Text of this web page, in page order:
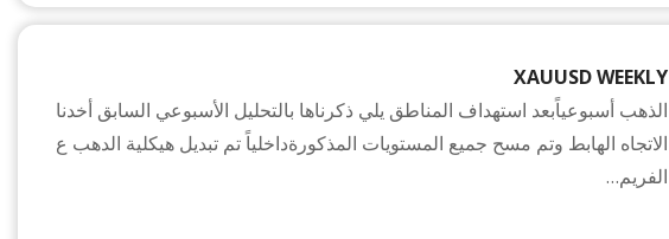
XAUUSD WEEKLY
الذهب أسبوعياًبعد استهداف المناطق يلي ذكرناها بالتحليل الأسبوعي السابق أخدنا
الاتجاه الهابط وتم مسح جميع المستويات المذكورةداخلياً تم تبديل هيكلية الدهب ع
الفريم…